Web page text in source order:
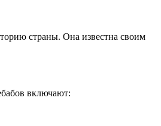
страны. Она известна своим
включают: